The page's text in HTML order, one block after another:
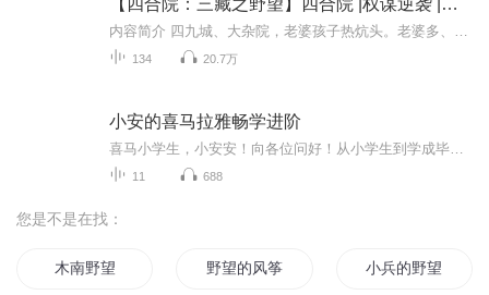
134 20.7万
小安的喜马拉雅畅学进阶
11 688
您是不是在找：
木南野望 野望的风筝 小兵的野望